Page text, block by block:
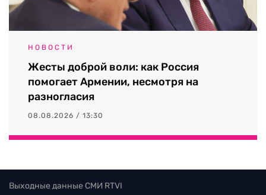
НОВОСТИ
Жесты доброй воли: как Россия
помогает Армении, несмотря на
разногласия
08.08.2026 / 13:30
Выходные данные СМИ RTVI